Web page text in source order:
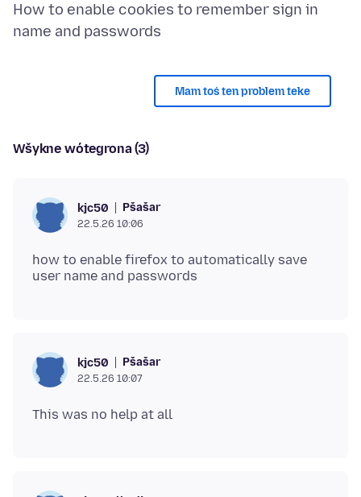
How to enable cookies to remember sign in
Mam toś ten problem teke
Wšykne wótegrona (3)
kjc50 Pšašaŕ
22.5.26 10:06
how to enable firefox to automatically save
kjc50 Pšašaŕ
22.5.26 10:07